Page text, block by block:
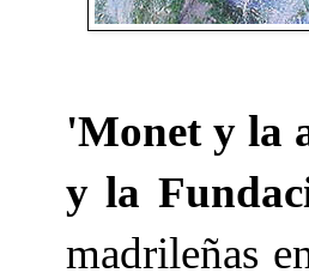
'Monet y la
y la
madrileñas